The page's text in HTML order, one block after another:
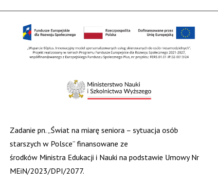
Zadanie pn. „Świat na miarę seniora – sytuacja osób
starszych w Polsce” finansowane ze
środków Ministra Edukacji i Nauki na podstawie Umowy Nr
MEiN/2023/DPI/2077.